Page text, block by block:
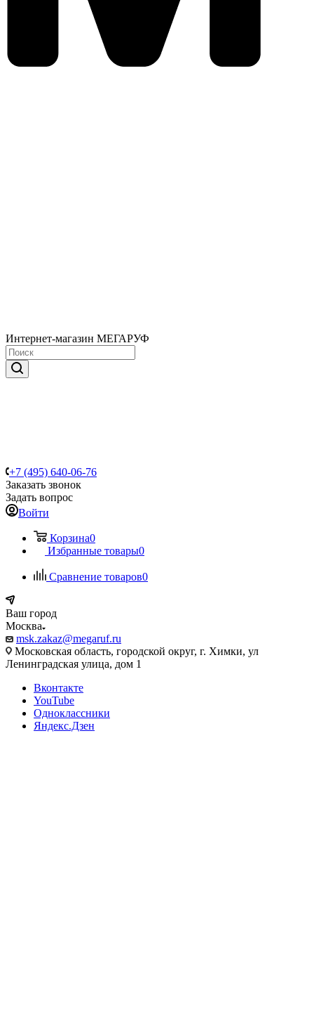
Интернет-магазин МЕГАРУФ
+7 (495) 640-06-76
Заказать звонок
Задать вопрос
Войти
Корзина0
Избранные товары0
Сравнение товаров0
Ваш город
Москва
msk.zakaz@megaruf.ru
Московская область, городской округ, г. Химки, ул
Ленинградская улица, дом 1
Вконтакте
YouTube
Одноклассники
Яндекс.Дзен